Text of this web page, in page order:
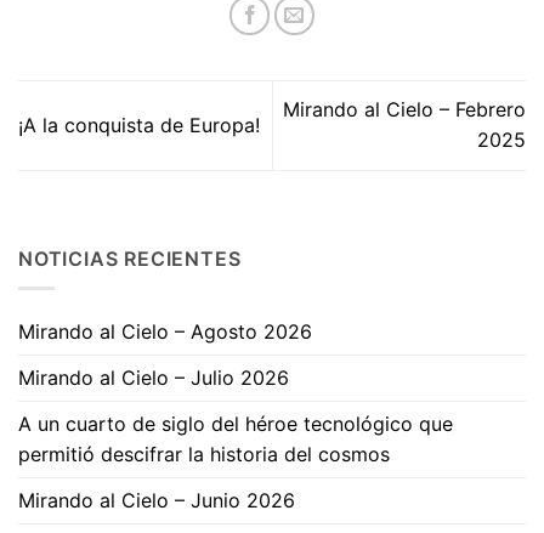
¡A la conquista de Europa!
Mirando al Cielo – Febrero
2025
NOTICIAS RECIENTES
Mirando al Cielo – Agosto 2026
Mirando al Cielo – Julio 2026
A un cuarto de siglo del héroe tecnológico que
permitió descifrar la historia del cosmos
Mirando al Cielo – Junio 2026